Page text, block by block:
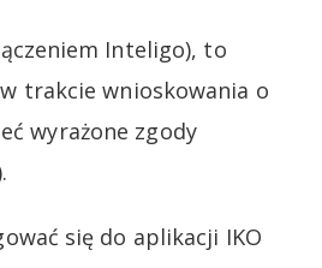
Inteligo), to
trakcie wnioskowania o
wyrażone zgody
się do aplikacji IKO